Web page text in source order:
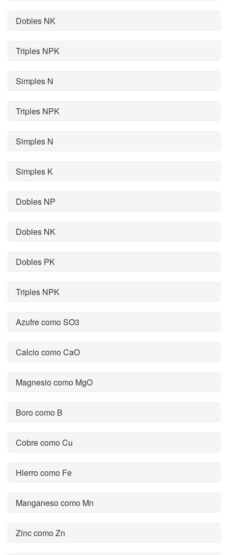
Dobles NK
Triples NPK
Simples N
Triples NPK
Simples N
Simples K
Dobles NP
Dobles NK
Dobles PK
Triples NPK
Azufre como SO3
Calcio como CaO
Magnesio como MgO
Boro como B
Cobre como Cu
Hierro como Fe
Manganeso como Mn
Zinc como Zn